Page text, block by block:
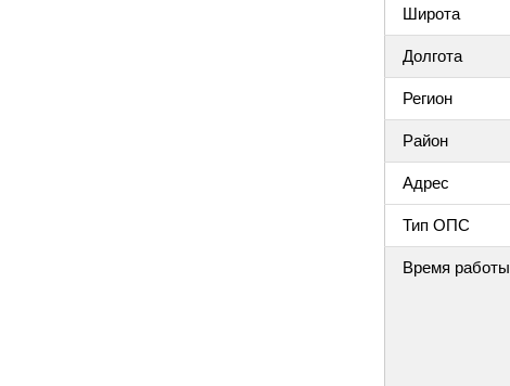
Широта
Долгота
Регион
Район
Адрес
Тип ОПС
Время работы